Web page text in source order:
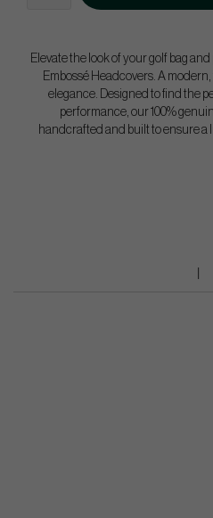
Elevate the look of your golf bag
Embossé Headcovers. A
elegance. Designed to find the
performance, our 100%
handcrafted and built to ensure a